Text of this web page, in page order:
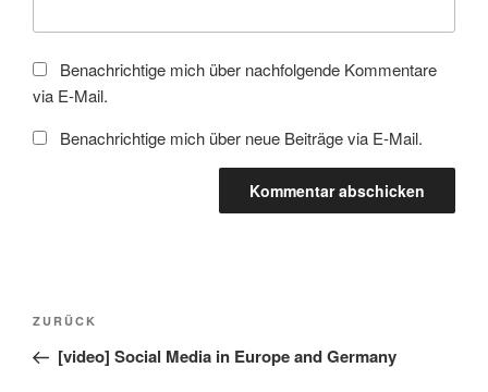
Benachrichtige mich über nachfolgende Kommentare
via E-Mail.
Benachrichtige mich über neue Beiträge via E-Mail.
Beitragsnavigation
Vorheriger
Beitrag
ZURÜCK
[video] Social Media in Europe and Germany